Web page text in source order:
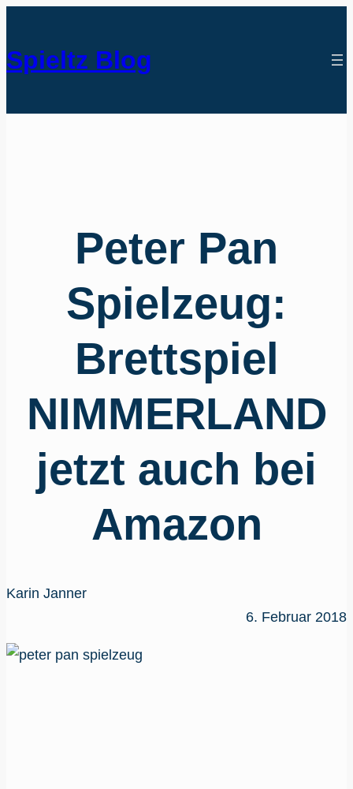
Spieltz Blog
Peter Pan
Spielzeug:
Brettspiel
NIMMERLAND
jetzt auch bei
Amazon
Karin Janner
6. Februar 2018